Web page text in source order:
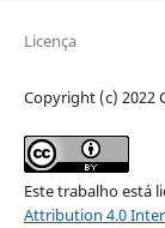
Licença
Copyright (c) 2022
Este trabalho está
Attribution 4.0